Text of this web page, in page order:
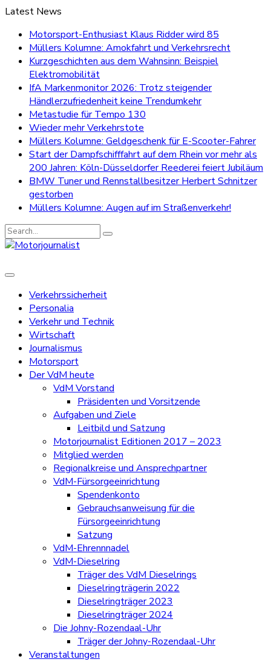
Latest News
Motorsport-Enthusiast Klaus Ridder wird 85
Müllers Kolumne: Amokfahrt und Verkehrsrecht
Kurzgeschichten aus dem Wahnsinn: Beispiel
Elektromobilität
IfA Markenmonitor 2026: Trotz steigender
Händlerzufriedenheit keine Trendumkehr
Metastudie für Tempo 130
Wieder mehr Verkehrstote
Müllers Kolumne: Geldgeschenk für E-Scooter-Fahrer
Start der Dampfschifffahrt auf dem Rhein vor mehr als
200 Jahren: Köln-Düsseldorfer Reederei feiert Jubiläum
BMW Tuner und Rennstallbesitzer Herbert Schnitzer
gestorben
Müllers Kolumne: Augen auf im Straßenverkehr!
Search
for:
Verkehrssicherheit
Personalia
Verkehr und Technik
Wirtschaft
Journalismus
Motorsport
Der VdM heute
VdM Vorstand
Präsidenten und Vorsitzende
Aufgaben und Ziele
Leitbild und Satzung
Motorjournalist Editionen 2017 – 2023
Mitglied werden
Regionalkreise und Ansprechpartner
VdM-Fürsorgeeinrichtung
Spendenkonto
Gebrauchsanweisung für die
Fürsorgeeinrichtung
Satzung
VdM-Ehrennnadel
VdM-Dieselring
Träger des VdM Dieselrings
Dieselringträgerin 2022
Dieselringträger 2023
Dieselringträger 2024
Die Johny-Rozendaal-Uhr
Träger der Johny-Rozendaal-Uhr
Veranstaltungen